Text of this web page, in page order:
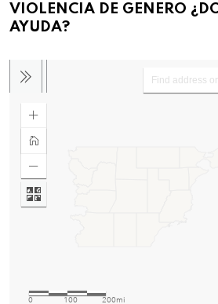
VIOLENCIA DE GENERO
AYUDA?